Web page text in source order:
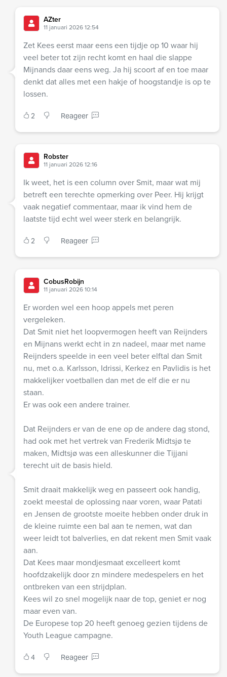
AZter
11 januari 2026 12:54
Zet Kees eerst maar eens een tijdje op 10 waar hij
veel beter tot zijn recht komt en haal die slappe
Mijnands daar eens weg. Ja hij scoort af en toe maar
denkt dat alles met een hakje of hoogstandje is op te
lossen.
2 Reageer
Robster
11 januari 2026 12:16
Ik weet, het is een column over Smit, maar wat mij
betreft een terechte opmerking over Peer. Hij krijgt
vaak negatief commentaar, maar ik vind hem de
laatste tijd echt wel weer sterk en belangrijk.
2 Reageer
CobusRobijn
11 januari 2026 10:14
Er worden wel een hoop appels met peren
vergeleken.
Dat Smit niet het loopvermogen heeft van Reijnders
en Mijnans werkt echt in zn nadeel, maar met name
Reijnders speelde in een veel beter elftal dan Smit
nu, met o.a. Karlsson, Idrissi, Kerkez en Pavlidis is het
makkelijker voetballen dan met de elf die er nu
staan.
Er was ook een andere trainer.
Dat Reijnders er van de ene op de andere dag stond,
had ook met het vertrek van Frederik Midtsjø te
maken, Midtsjø was een alleskunner die Tijjani
terecht uit de basis hield.
Smit draait makkelijk weg en passeert ook handig,
zoekt meestal de oplossing naar voren, waar Patati
en Jensen de grootste moeite hebben onder druk in
de kleine ruimte een bal aan te nemen, wat dan
weer leidt tot balverlies, en dat rekent men Smit vaak
aan.
Dat Kees maar mondjesmaat excelleert komt
hoofdzakelijk door zn mindere medespelers en het
ontbreken van een strijdplan.
Kees wil zo snel mogelijk naar de top, geniet er nog
maar even van.
De Europese top 20 heeft genoeg gezien tijdens de
Youth League campagne.
4 Reageer